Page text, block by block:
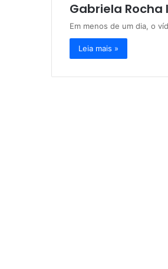
Gabriela Rocha
Em menos de um dia, o
Leia mais »